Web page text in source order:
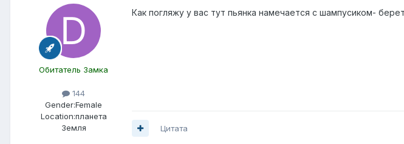
Обитатель Замка
144
Gender:Female
Location:планета
Земля
Как погляжу у вас тут пьянка намечается с шампусиком-
Цитата